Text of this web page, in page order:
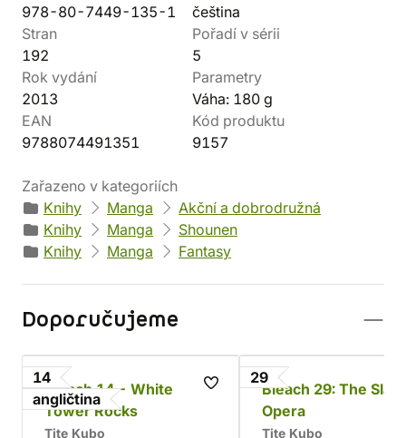
978-80-7449-135-1
čeština
Stran
192
Pořadí v sérii
5
Rok vydání
2013
Parametry
Váha: 180 g
EAN
9788074491351
Kód produktu
9157
Zařazeno v kategoriích
Knihy
Manga
Akční a dobrodružná
Knihy
Manga
Shounen
Knihy
Manga Fantasy
Doporučujeme
14
angličtina
Bleach 14 - White
Tower Rocks
Tite Kubo
29
Bleach 29: The
Opera
Tite Kubo